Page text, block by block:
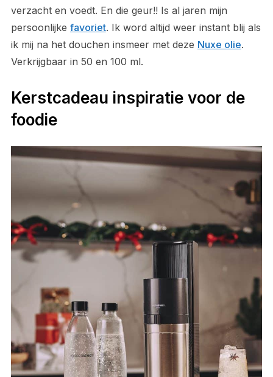
verzacht en voedt. En die geur!! Is al jaren mijn
persoonlijke favoriet. Ik word altijd weer instant blij als
ik mij na het douchen insmeer met deze Nuxe olie.
Verkrijgbaar in 50 en 100 ml.
Kerstcadeau inspiratie voor de
foodie